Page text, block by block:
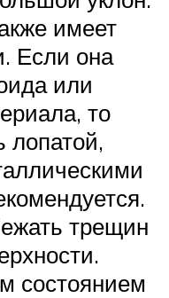
имеет
Если она
или
то
трещин
состоянием